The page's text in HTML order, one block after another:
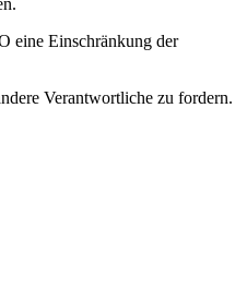
eine Einschränkung der
Verantwortliche zu fordern.